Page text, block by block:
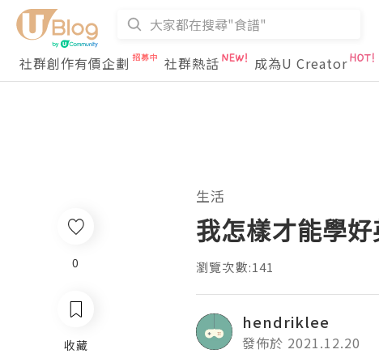
社群創作有價企劃
社群熱話 成為U Creator
0
收藏
生活
我怎樣才能學
瀏覽次數:141
hendriklee
發佈於 2021.12.20